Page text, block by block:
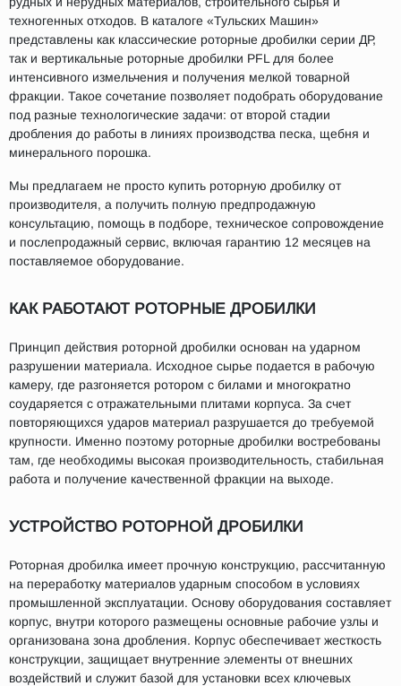
техногенных отходов. В каталоге «Тульских Машин»
представлены как классические роторные дробилки серии ДР,
так и вертикальные роторные дробилки PFL для более
интенсивного измельчения и получения мелкой товарной
фракции. Такое сочетание позволяет подобрать оборудование
под разные технологические задачи: от второй стадии
дробления до работы в линиях производства песка, щебня и
минерального порошка.
Мы предлагаем не просто купить роторную дробилку от
производителя, а получить полную предпродажную
консультацию, помощь в подборе, техническое сопровождение
и послепродажный сервис, включая гарантию 12 месяцев на
поставляемое оборудование.
КАК РАБОТАЮТ РОТОРНЫЕ ДРОБИЛКИ
Принцип действия роторной дробилки основан на ударном
разрушении материала. Исходное сырье подается в рабочую
камеру, где разгоняется ротором с билами и многократно
соударяется с отражательными плитами корпуса. За счет
повторяющихся ударов материал разрушается до требуемой
крупности. Именно поэтому роторные дробилки востребованы
там, где необходимы высокая производительность, стабильная
работа и получение качественной фракции на выходе.
УСТРОЙСТВО РОТОРНОЙ ДРОБИЛКИ
Роторная дробилка имеет прочную конструкцию, рассчитанную
на переработку материалов ударным способом в условиях
промышленной эксплуатации. Основу оборудования составляет
корпус, внутри которого размещены основные рабочие узлы и
организована зона дробления. Корпус обеспечивает жесткость
конструкции, защищает внутренние элементы от внешних
воздействий и служит базой для установки всех ключевых